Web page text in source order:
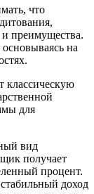
что
преимущества.
на
классическую
для
вид
получает
процент.
доход